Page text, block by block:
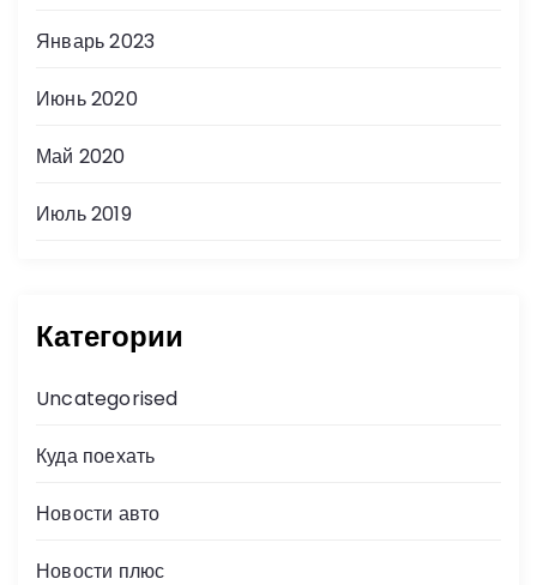
Январь 2023
Июнь 2020
Май 2020
Июль 2019
Категории
Uncategorised
Куда поехать
Новости авто
Новости плюс